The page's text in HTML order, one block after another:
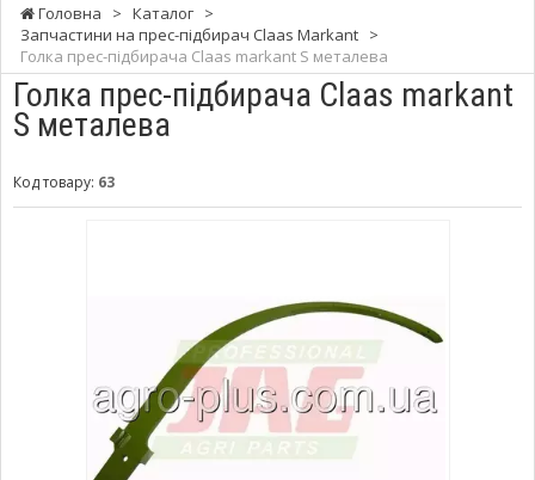
Головна > Каталог >
Запчастини на прес-підбирач Claas Мarkant >
Голка прес-підбирача Claas markant S металева
Голка прес-підбирача Claas markant
S металева
Код товару: 63